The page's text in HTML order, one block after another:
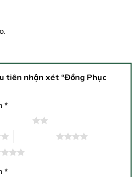
tiên nhận xét “Đồng Phục
*
*